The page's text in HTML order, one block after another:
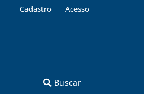
Buscar
Cadastro Acesso